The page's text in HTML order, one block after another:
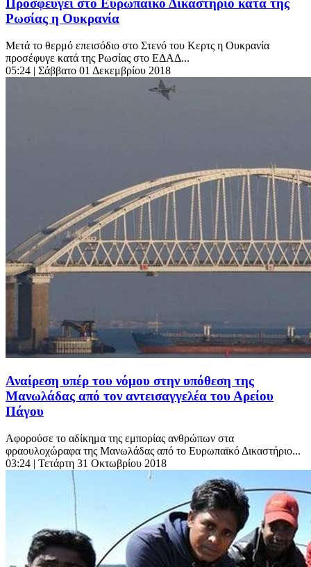
Προσφεύγει στο Ευρωπαϊκό Δικαστήριο κατά της
Ρωσίας η Ουκρανία
Μετά το θερμό επεισόδιο στο Στενό του Κερτς η Ουκρανία
προσέφυγε κατά της Ρωσίας στο ΕΔΑΔ...
05:24 | Σάββατο 01 Δεκεμβρίου 2018
Αναίρεση υπέρ του νόμου στην υπόθεση της
Μανωλάδας από τον αντεισαγγελέα του Αρείου
Πάγου
Αφορούσε το αδίκημα της εμπορίας ανθρώπων στα
φραουλοχώραφα της Μανωλάδας από το Ευρωπαϊκό Δικαστήριο...
03:24 | Τετάρτη 31 Οκτωβρίου 2018